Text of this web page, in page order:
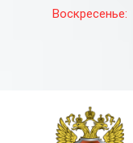
Воскресенье: